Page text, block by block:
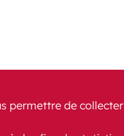
permettre de